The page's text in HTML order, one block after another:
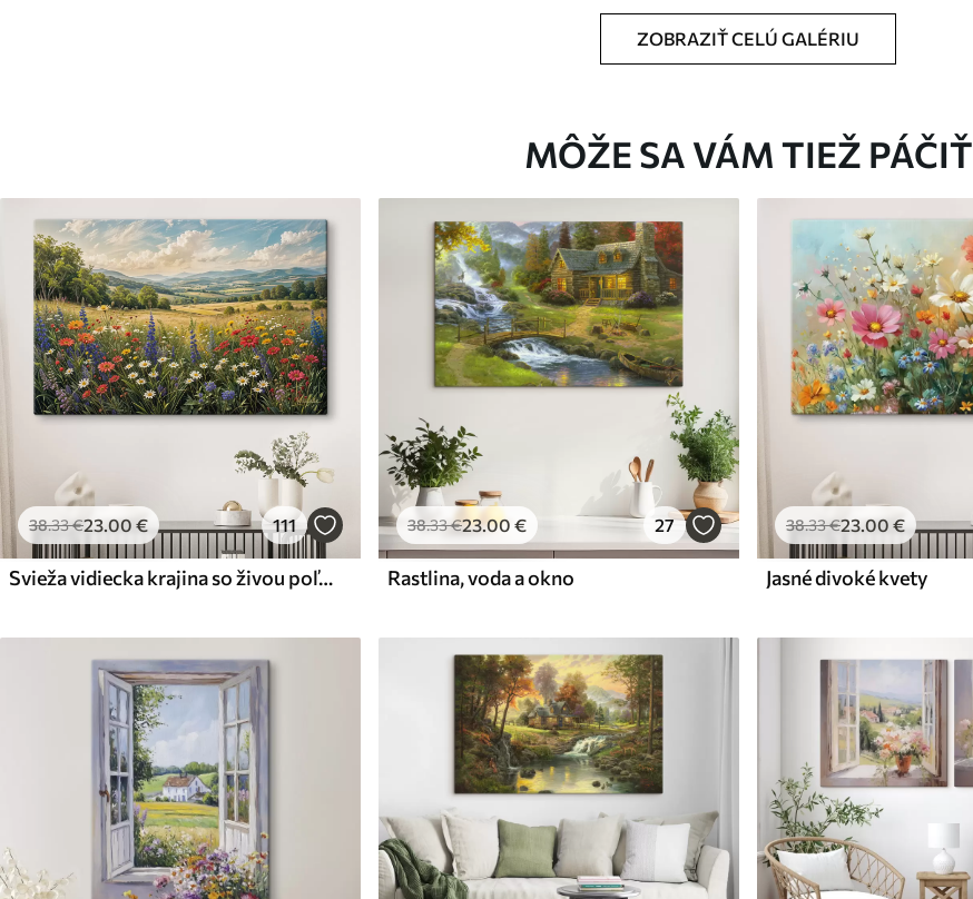
✓
✓
Bezpečný atrament bez
zápachu
✗Povrch podobný plátnu
✗Ekologický materiál
✓
✓
Bezpečný atrament bez
✓ Povrch podobný plátnu
✗ Ekologický materiál
✓Žiarivé a sýte farby
✓
✓
Bezpečný atrament bez
zápachu
✓Povrch podobný plátnu
✓Ekologický materiál
ZOBRAZIŤ CELÚ GALÉRIU
MÔŽE SA VÁM TIEŽ PÁČIŤ
38.33€23.00 € 111
Svieža vidiecka krajina so živou poľnou lúkou plnou farebných kvetov pod zamračenou oblohou
38.33€23.00 € 27
Rastlina, voda a okno
38.33€23.00 €
Jasné divoké kvety